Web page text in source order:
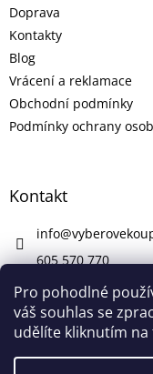
Pro pohodlné
váš souhlas se
udělíte kliknutím
Doprava
Kontakty
Blog
Vrácení a reklamace
Obchodní podmínky
Podmínky ochrany
Kontakt
info@
605 570 770
https://